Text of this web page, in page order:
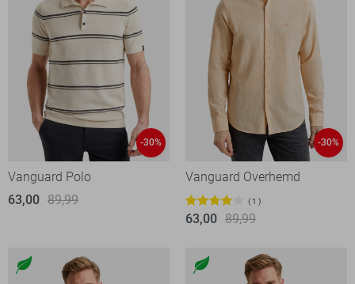
-30%
Vanguard Polo
63,00 89,99
-30%
Vanguard Overhemd
1
63,00 89,99